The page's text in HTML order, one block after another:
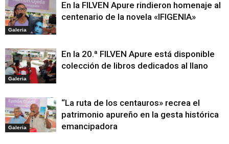
Galeria
En la FILVEN Apure rindieron homenaje al
centenario de la novela «IFIGENIA»
Galeria
En la 20.ª FILVEN Apure está disponible
colección de libros dedicados al llano
Galeria
“La ruta de los centauros» recrea el
patrimonio apureño en la gesta histórica
emancipadora